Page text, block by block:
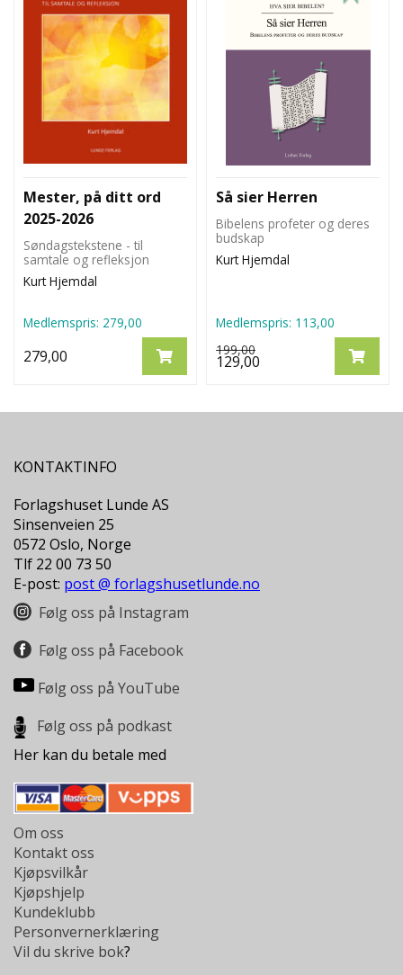
Mester, på ditt ord
2025-2026
Søndagstekstene - til
samtale og refleksjon
Kurt Hjemdal
Medlemspris: 279,00
279,00
Så sier Herren
Bibelens profeter og deres
budskap
Kurt Hjemdal
Medlemspris: 113,00
199,00
129,00
KONTAKTINFO
Forlagshuset Lunde AS
Sinsenveien 25
0572 Oslo, Norge
Tlf 22 00 73 50
E-post: post @ forlagshusetlunde.no
Følg oss på Instagram
Følg oss på Facebook
Følg oss på YouTube
Følg oss på podkast
Her kan du betale med
Om oss
Kontakt oss
Kjøpsvilkår
Kjøpshjelp
Kundeklubb
Personvernerklæring
Vil du skrive bok?